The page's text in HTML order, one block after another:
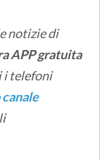
notizie di
APP gratuita
telefoni